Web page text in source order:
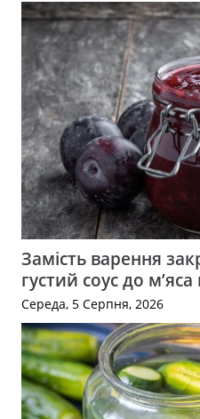
Замість варення
густий соус до
Середа, 5 Серпня, 2026